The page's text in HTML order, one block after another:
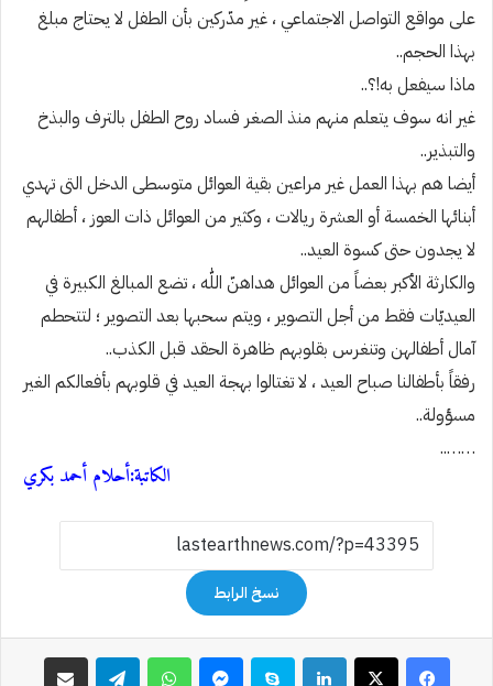
على مواقع التواصل الاجتماعي ، غير مدّركين بأن الطفل لا يحتاج مبلغ
بهذا الحجم..
ماذا سيفعل به!؟..
غير انه سوف يتعلم منهم منذ الصغر فساد روح الطفل بالترف والبذخ
والتبذير..
أيضا هم بهذا العمل غير مراعين بقية العوائل متوسطى الدخل التى تهدي
أبنائها الخمسة أو العشرة ريالات ، وكثير من العوائل ذات العوز ، أطفالهم
لا يجدون حتى كسوة العيد..
والكارثة الأكبر بعضاً من العوائل هداهنّ اللّٰه ، تضع المبالغ الكبيرة في
العيديّات فقط من أجل التصوير ، ويتم سحبها بعد التصوير ؛ لتتحطم
آمال أطفالهن وتنغرس بقلوبهم ظاهرة الحقد قبل الكذب..
رفقاً بأطفالنا صباح العيد ، لا تغتالوا بهجة العيد في قلوبهم بأفعالكم الغير
مسؤولة..
……..
الكاتبة:أحلام أحمد بكري
نسخ الرابط
فيسبوك‫X لينكدإن سكايب ماسنجر واتساب تيلقرام مشاركة عبر البريد